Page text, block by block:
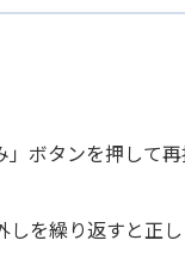
ボタンを押して
しを繰り返すと正